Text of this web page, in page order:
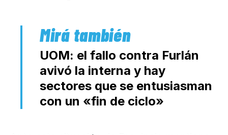
UOM: el fallo contra Furlán
avivó la interna y hay
sectores que se entusiasman
con un «fin de ciclo»